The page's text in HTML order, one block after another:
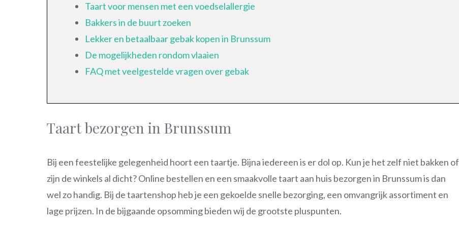
Taart voor mensen met een voedselallergie
Bakkers in de buurt zoeken
Lekker en betaalbaar gebak kopen in Brunssum
De mogelijkheden rondom vlaaien
FAQ met veelgestelde vragen over gebak
Taart bezorgen in Brunssum
Bij een feestelijke gelegenheid hoort een taartje. Bijna iedereen is er dol op. Kun je het zelf niet bakken of
zijn de winkels al dicht? Online bestellen en een smaakvolle taart aan huis bezorgen in Brunssum is dan
wel zo handig. Bij de taartenshop heb je een gekoelde snelle bezorging, een omvangrijk assortiment en
lage prijzen. In de bijgaande opsomming bieden wij de grootste pluspunten.